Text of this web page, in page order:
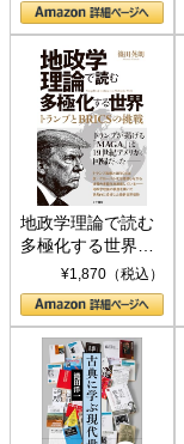
地政学理論で読む
多極化する世界：
トランプとBRICS
の挑戦
¥1,870（税込）